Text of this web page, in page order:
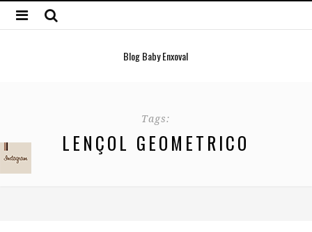
Blog Baby Enxoval
Tags:
LENÇOL GEOMETRICO